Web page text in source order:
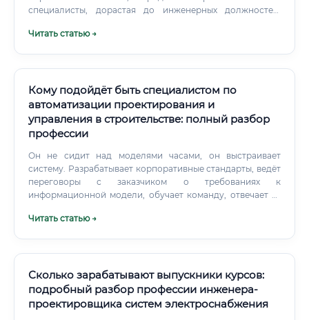
специалисты, дорастая до инженерных должностей,
процесс изнутри, а не только по документам.
Читать статью →
Кому подойдёт быть специалистом по
автоматизации проектирования и
управления в строительстве: полный разбор
профессии
Он не сидит над моделями часами, он выстраивает
систему. Разрабатывает корпоративные стандарты, ведёт
переговоры с заказчиком о требованиях к
информационной модели, обучает команду, отвечает за
автоматизации процессов — редкий и дорогостоящий
Читать статью →
Сколько зарабатывают выпускники курсов:
подробный разбор профессии инженера-
проектировщика систем электроснабжения